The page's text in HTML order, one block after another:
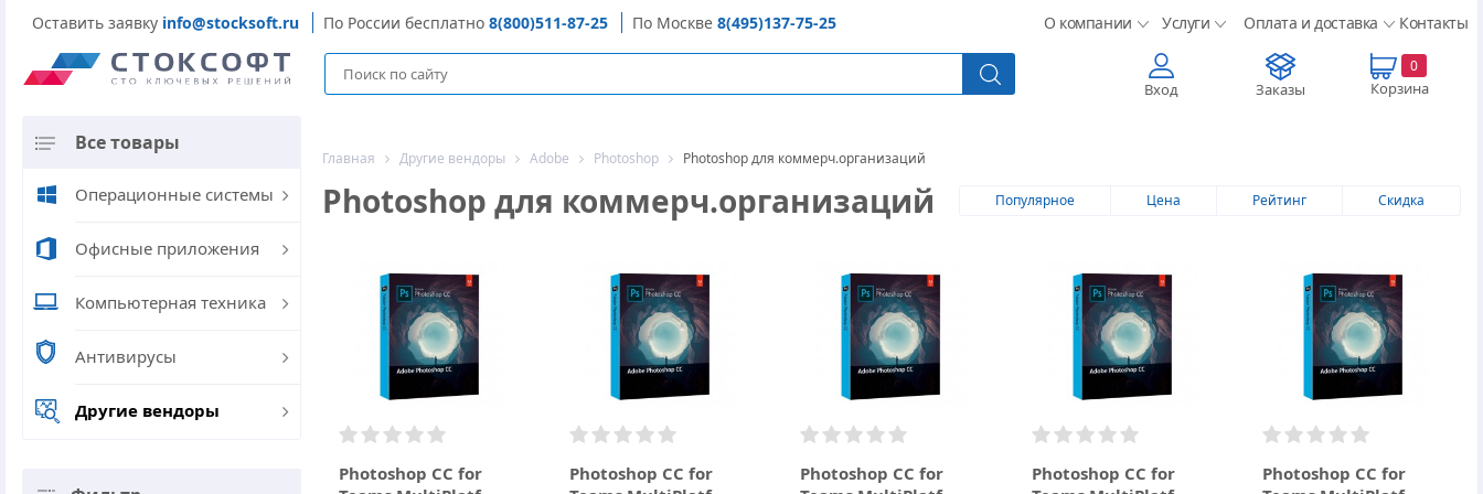
Оставить заявку info@stocksoft.ru По России бесплатно 8(800)511-87-25 По Москве 8(495)137-75-25 О компании Услуги Оплата и доставка Контакты
Вход Заказы
0
Корзина
Главная Другие вендоры Adobe Photoshop Photoshop для коммерч.организаций
Photoshop для коммерч.организаций Популярное Цена Рейтинг Скидка
Photoshop CC for
Photoshop CC for
Photoshop CC for
Photoshop CC for
Photoshop CC for
Все товары
Операционные системы
Офисные приложения
Компьютерная техника
Антивирусы
Другие вендоры